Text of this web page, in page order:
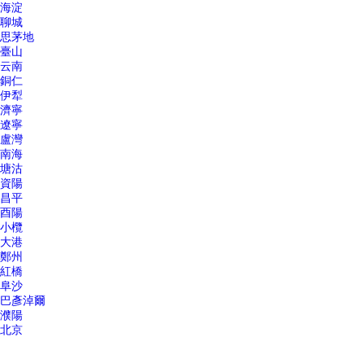
海淀
聊城
思茅地
臺山
云南
銅仁
伊犁
濟寧
遼寧
盧灣
南海
塘沽
資陽
昌平
酉陽
小欖
大港
鄭州
紅橋
阜沙
巴彥淖爾
濮陽
北京